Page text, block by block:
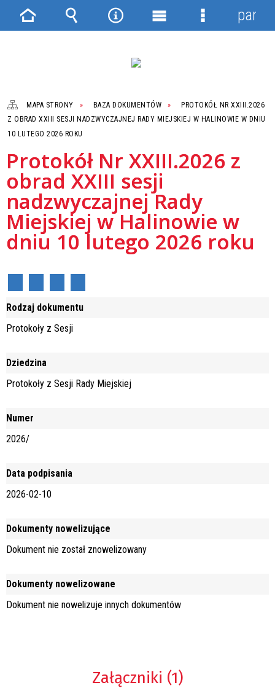
MAPA STRONY BAZA DOKUMENTÓW
PROTOKÓŁ NR XXIII.2026
Z OBRAD XXIII SESJI NADZWYCZAJNEJ RADY MIEJSKIEJ W HALINOWIE W DNIU
10 LUTEGO 2026 ROKU
Protokół Nr XXIII.2026 z
obrad XXIII sesji
nadzwyczajnej Rady
Miejskiej w Halinowie w
dniu 10 lutego 2026 roku
Rodzaj dokumentu
Protokoły z Sesji
Dziedzina
Protokoły z Sesji Rady Miejskiej
Numer
2026/
Data podpisania
2026-02-10
Dokumenty nowelizujące
Dokument nie został znowelizowany
Dokumenty nowelizowane
Dokument nie nowelizuje innych dokumentów
Załączniki (1)
Strona Wyszukiwarka
NarzędziaMenu
Menu
panel